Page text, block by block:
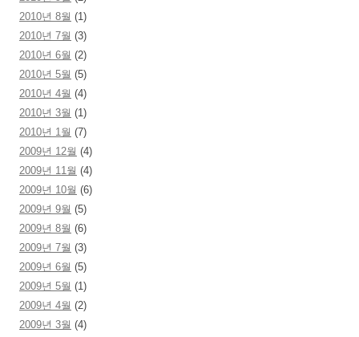
2010년 8월 (1)
2010년 7월 (3)
2010년 6월 (2)
2010년 5월 (5)
2010년 4월 (4)
2010년 3월 (1)
2010년 1월 (7)
2009년 12월 (4)
2009년 11월 (4)
2009년 10월 (6)
2009년 9월 (5)
2009년 8월 (6)
2009년 7월 (3)
2009년 6월 (5)
2009년 5월 (1)
2009년 4월 (2)
2009년 3월 (4)